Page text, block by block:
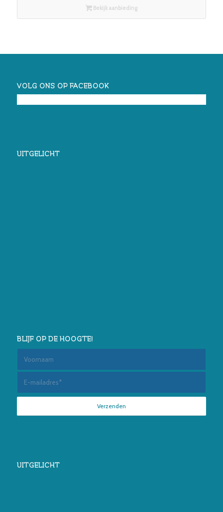
Bekijk aanbieding
VOLG ONS OP FACEBOOK
UITGELICHT
BLIJF OP DE HOOGTE!
UITGELICHT